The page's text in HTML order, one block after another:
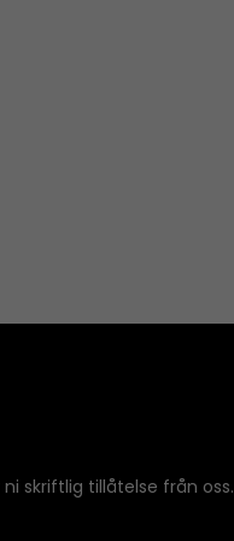
skriftlig tillåtelse från oss.